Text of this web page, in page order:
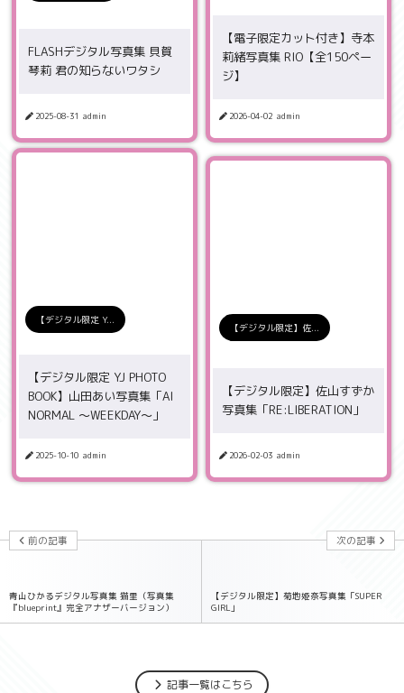
FLASHデジタル写真集 貝賀
琴莉 君の知らないワタシ
2025-08-31 admin
【電子限定カット付き】寺本
莉緒写真集 RIO【全150ペー
ジ】
2026-04-02 admin
【デジタル限定 Y...
【デジタル限定 YJ PHOTO
BOOK】山田あい写真集「AI
NORMAL 〜WEEKDAY〜」
2025-10-10 admin
【デジタル限定】佐...
【デジタル限定】佐山すずか
写真集「RE:LIBERATION」
2026-02-03 admin
前の記事
青山ひかるデジタル写真集 猫里（写真集
『blueprint』完全アナザーバージョン）
次の記事
【デジタル限定】菊地姫奈写真集「SUPER
GIRL」
記事一覧はこちら